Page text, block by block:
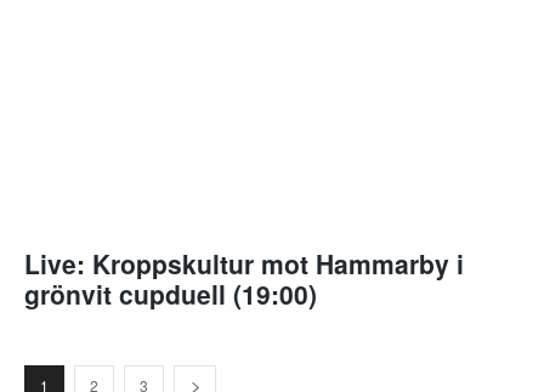
Live: Kroppskultur mot Hammarby i
grönvit cupduell (19:00)
1 2 3